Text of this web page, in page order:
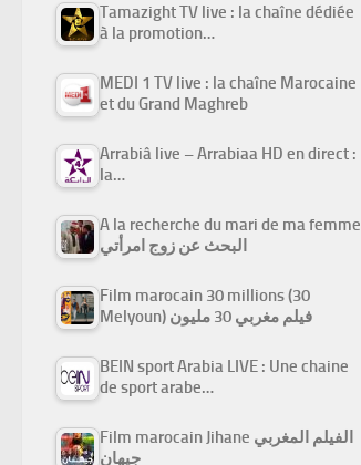
Tamazight TV live : la chaîne dédiée
à la promotion…
MEDI 1 TV live : la chaîne Marocaine
et du Grand Maghreb
Arrabiâ live – Arrabiaa HD en direct :
la…
A la recherche du mari de ma femme
البحث عن زوج امرأتي
Film marocain 30 millions (30
Melyoun) فيلم مغربي 30 مليون
BEIN sport Arabia LIVE : Une chaine
de sport arabe…
Film marocain Jihane الفيلم المغربي
جيهان